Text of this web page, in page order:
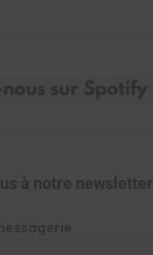
à notre newsletter